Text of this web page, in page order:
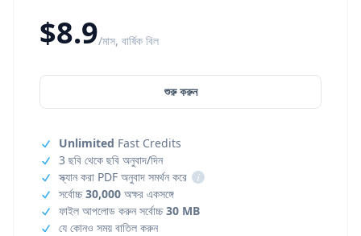
$8.9/মাস, বার্ষিক বিল
শুরু করুন
Unlimited Fast Credits
3 ছবি থেকে ছবি অনুবাদ/দিন
স্ক্যান করা PDF অনুবাদ সমর্থন করে
i
সর্বোচ্চ30,000 অক্ষর একসঙ্গে
ফাইল আপলোড করুন সর্বোচ্চ30 MB
যে কোনও সময় বাতিল করুন